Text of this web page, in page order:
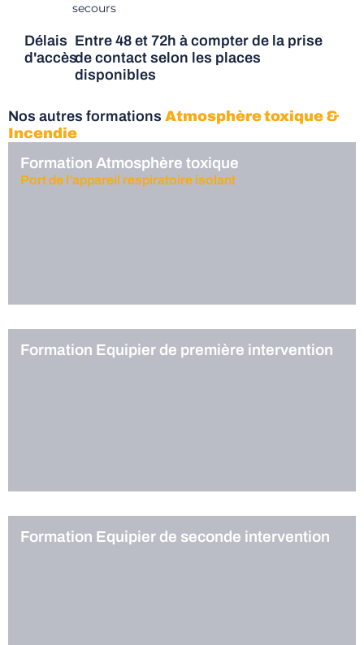
secours
Délais
d'accès
Entre 48 et 72h à compter de la prise
de contact selon les places
disponibles
Nos autres formations Atmosphère toxique &
Incendie
Formation Atmosphère toxique
Port de l’appareil respiratoire isolant
Formation Equipier de première intervention
Formation Equipier de seconde intervention